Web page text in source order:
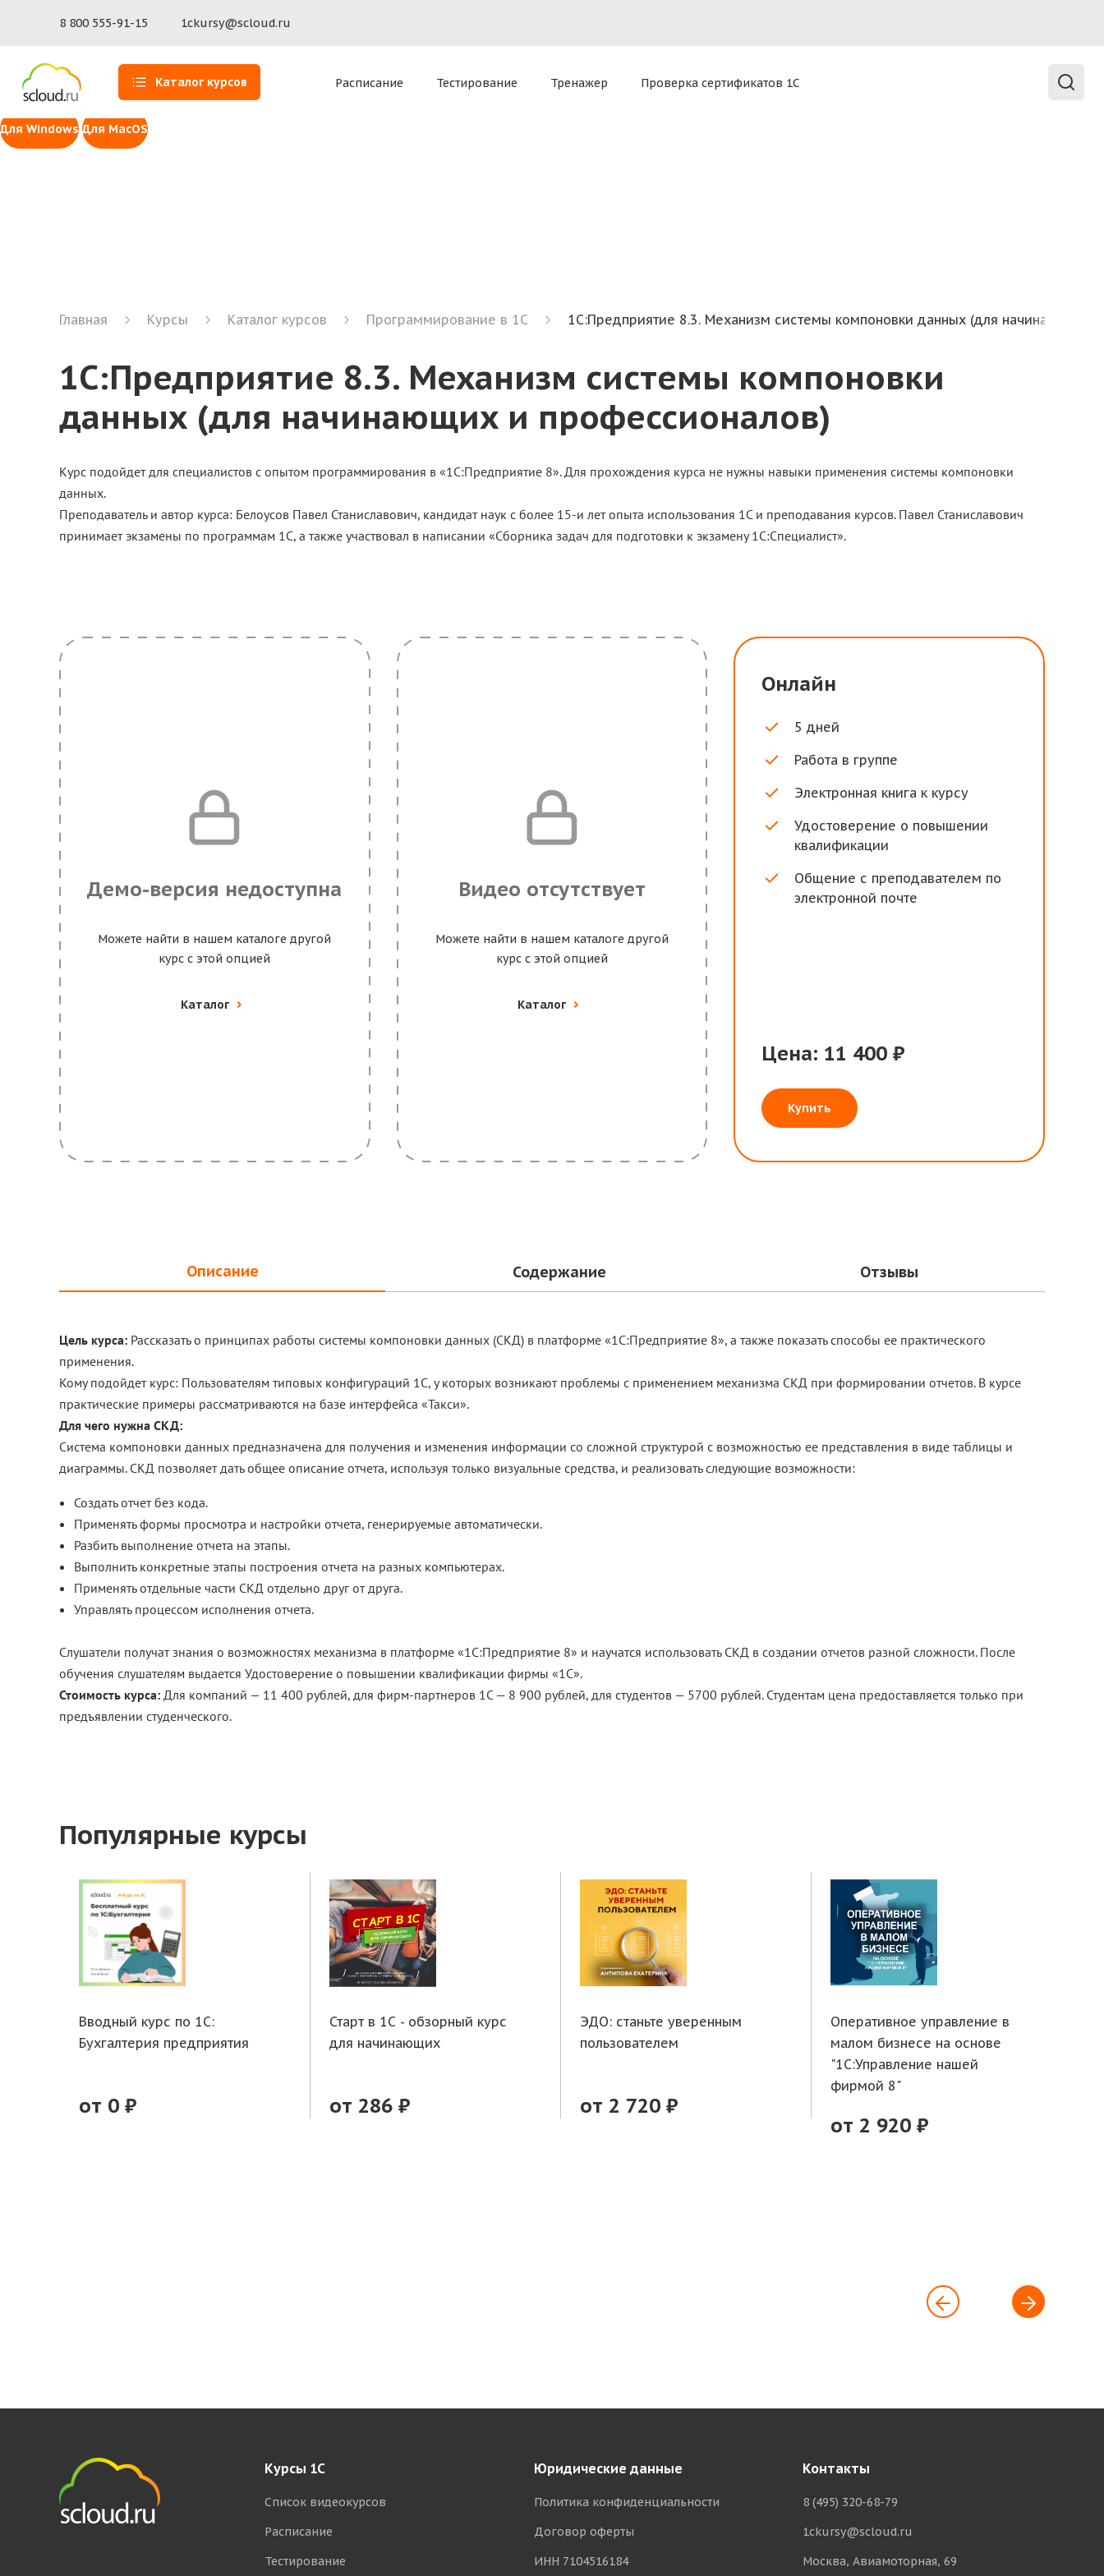
Установите программу Scloud.ru — наше собственное приложение для комплексной работы
Инструмент для удаленной помощи Scloud
Сервис удаленного доступа к рабочей станции пользователя — позволяет оказать экспертную поддержку Scloud в любой точке мира.
Для Windows Для MacOS
8 800 555-91-15 1ckursy@scloud.ru
Каталог курсов Расписание Тестирование Тренажер Проверка сертификатов 1С
Главная Курсы Каталог курсов Программирование в 1С 1С:Предприятие 8.3. Механизм системы компоновки данных (для начинающих и
1С:Предприятие 8.3. Механизм системы компоновки
данных (для начинающих и профессионалов)
Курс подойдет для специалистов с опытом программирования в «1С:Предприятие 8». Для прохождения курса не нужны навыки применения системы компоновки
данных.
Преподаватель и автор курса: Белоусов Павел Станиславович, кандидат наук с более 15-и лет опыта использования 1С и преподавания курсов. Павел Станиславович
принимает экзамены по программам 1С, а также участвовал в написании «Сборника задач для подготовки к экзамену 1С:Специалист».
Демо-версия недоступна
Можете найти в нашем каталоге другой
курс с этой опцией
Каталог
Видео отсутствует
Можете найти в нашем каталоге другой
курс с этой опцией
Каталог
Онлайн
5 дней
Работа в группе
Электронная книга к курсу
Удостоверение о повышении
квалификации
Общение с преподавателем по
электронной почте
Цена: 11 400 ₽
Купить
Описание Содержание Отзывы
Цель курса: Рассказать о принципах работы системы компоновки данных (СКД) в платформе «1С:Предприятие 8», а также показать способы ее практического
применения.
Кому подойдет курс: Пользователям типовых конфигураций 1С, у которых возникают проблемы с применением механизма СКД при формировании отчетов. В курсе
практические примеры рассматриваются на базе интерфейса «Такси».
Для чего нужна СКД:
Система компоновки данных предназначена для получения и изменения информации со сложной структурой с возможностью ее представления в виде таблицы и
диаграммы. СКД позволяет дать общее описание отчета, используя только визуальные средства, и реализовать следующие возможности:
Создать отчет без кода.
Применять формы просмотра и настройки отчета, генерируемые автоматически.
Разбить выполнение отчета на этапы.
Выполнить конкретные этапы построения отчета на разных компьютерах.
Применять отдельные части СКД отдельно друг от друга.
Управлять процессом исполнения отчета.
Слушатели получат знания о возможностях механизма в платформе «1С:Предприятие 8» и научатся использовать СКД в создании отчетов разной сложности. После
обучения слушателям выдается Удостоверение о повышении квалификации фирмы «1С».
Стоимость курса: Для компаний — 11 400 рублей, для фирм-партнеров 1С — 8 900 рублей, для студентов — 5700 рублей. Студентам цена предоставляется только при
предъявлении студенческого.
Популярные курсы
Вводный курс по 1С:
Бухгалтерия предприятия
от 0 ₽
Старт в 1С - обзорный курс
для начинающих
от 286 ₽
ЭДО: станьте уверенным
пользователем
от 2 720 ₽
Оперативное управление в
малом бизнесе на основе
"1С:Управление нашей
фирмой 8"
от 2 920 ₽
Курсы 1С
Список видеокурсов
Расписание
Тестирование
Юридические данные
Политика конфиденциальности
Договор оферты
ИНН 7104516184
Контакты
8 (495) 320-68-79
1ckursy@scloud.ru
Москва, Авиамоторная, 69
началом работы в нашем
сервисе , ответим на все